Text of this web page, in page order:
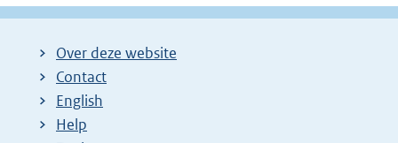
Over deze website
Contact
English
Help